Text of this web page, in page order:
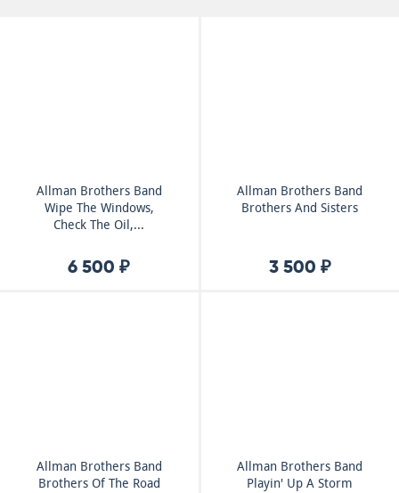
Allman Brothers Band
Wipe The Windows,
Check The Oil,...
6 500 ₽
Allman Brothers Band
Brothers And Sisters
3 500 ₽
Allman Brothers Band
Brothers Of The Road
Allman Brothers Band
Playin' Up A Storm